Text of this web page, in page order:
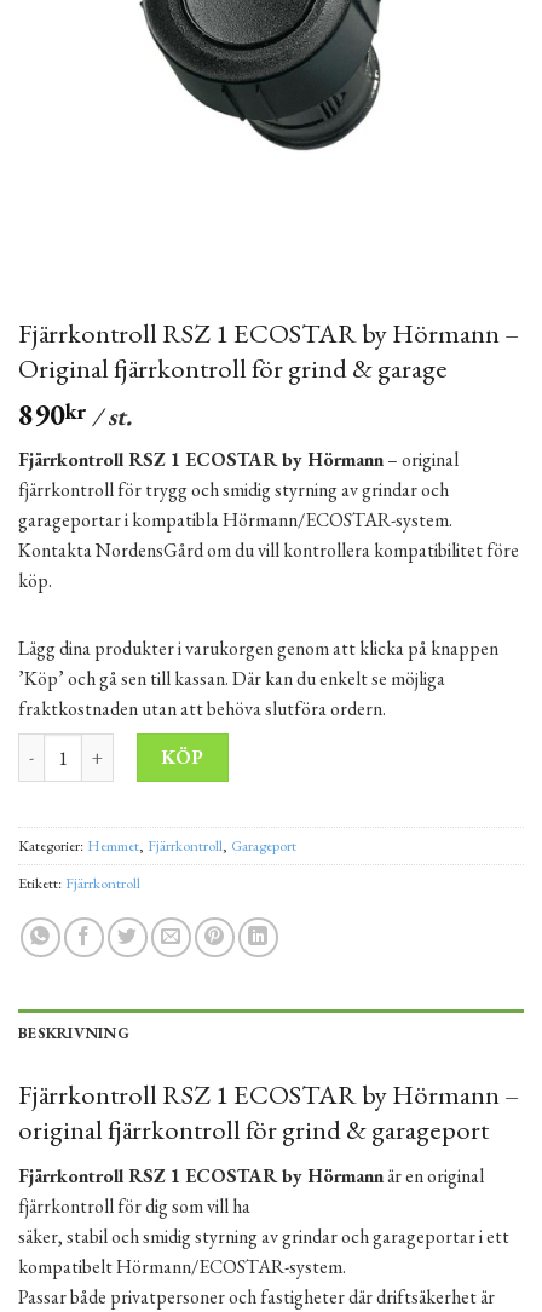
Fjärrkontroll RSZ 1 ECOSTAR by Hörmann –
Original fjärrkontroll för grind & garage
890kr / st.
Fjärrkontroll RSZ 1 ECOSTAR by Hörmann– original
fjärrkontroll för trygg och smidig styrning av grindar och
garageportar i kompatibla Hörmann/ECOSTAR-system.
Kontakta NordensGård om du vill kontrollera kompatibilitet före
köp.
Lägg dina produkter i varukorgen genom att klicka på knappen
’Köp’ och gå sen till kassan. Där kan du enkelt se möjliga
fraktkostnaden utan att behöva slutföra ordern.
Fjärrkontroll RSZ 1 ECOSTAR by Hörmann – Original
KÖP
Kategorier: Hemmet, Fjärrkontroll, Garageport
Etikett: Fjärrkontroll
BESKRIVNING
Fjärrkontroll RSZ 1 ECOSTAR by Hörmann –
original fjärrkontroll för grind & garageport
Fjärrkontroll RSZ 1 ECOSTAR by Hörmannär en original
fjärrkontroll för dig som vill ha
säker, stabil och smidig styrning av grindar och garageportar i ett
kompatibelt Hörmann/ECOSTAR-system.
Passar både privatpersoner och fastigheter där driftsäkerhet är